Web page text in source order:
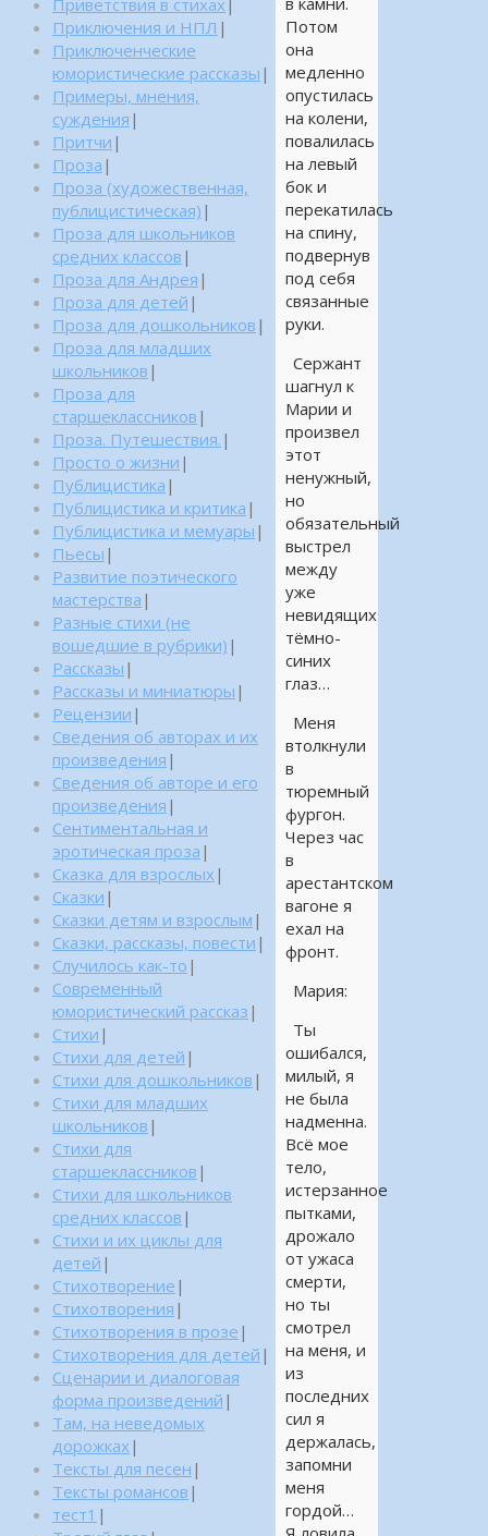
Потом
она
медленно
опустилась
на колени,
повалилась
на левый
бок и
перекатилась
на спину,
подвернув
под себя
связанные
руки.
Сержант
шагнул к
Марии и
произвел
этот
ненужный,
но
обязательный
выстрел
между
уже
невидящих
тёмно-
синих
глаз…
Меня
втолкнули
в
тюремный
фургон.
Через час
в
арестантском
вагоне я
ехал на
фронт.
Мария:
Ты
ошибался,
милый, я
не была
надменна.
Всё мое
тело,
истерзанное
пытками,
дрожало
от ужаса
смерти,
но ты
смотрел
на меня, и
из
последних
сил я
держалась,
запомни
меня
гордой…
Приветствия в стихах
Приключения и НПЛ |
Приключенческие
юмористические рассказы |
Примеры, мнения,
суждения |
Притчи |
Проза |
Проза (художественная,
публицистическая) |
Проза для школьников
средних классов |
Проза для Андрея |
Проза для детей |
Проза для дошкольников |
Проза для младших
школьников |
Проза для
старшеклассников |
Проза. Путешествия. |
Просто о жизни |
Публицистика |
Публицистика и критика |
Публицистика и мемуары |
Пьесы |
Развитие поэтического
мастерства |
Разные стихи (не
вошедшие в рубрики) |
Рассказы |
Рассказы и миниатюры |
Рецензии |
Сведения об авторах и их
произведения |
Сведения об авторе и его
произведения |
Сентиментальная и
эротическая проза |
Сказка для взрослых |
Сказки |
Сказки детям и взрослым |
Сказки, рассказы, повести |
Случилось как-то |
Современный
юмористический рассказ |
Стихи |
Стихи для детей |
Стихи для дошкольников |
Стихи для младших
школьников |
Стихи для
старшеклассников |
Стихи для школьников
средних классов |
Стихи и их циклы для
детей |
Стихотворение |
Стихотворения |
Стихотворения в прозе |
Стихотворения для детей |
Сценарии и диалоговая
форма произведений |
Там, на неведомых
дорожках |
Тексты для песен |
Тексты романсов |
тест1 |